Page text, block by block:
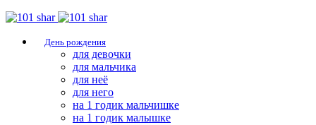
День рождения
для девочки
для мальчика
для неё
для него
на 1 годик мальчишке
на 1 годик малышке